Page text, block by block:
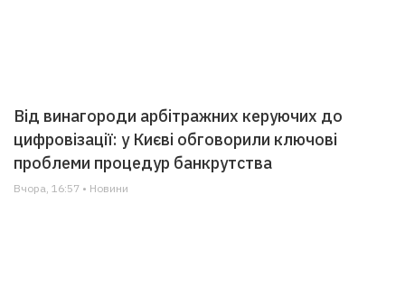
Від винагороди арбітражних керуючих до
цифровізації: у Києві обговорили ключові
проблеми процедур банкрутства
Вчора, 16:57 • Новини